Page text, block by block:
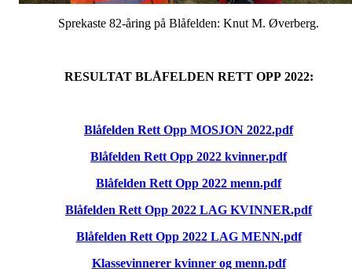
Sprekaste 82-åring på Blåfelden: Knut M. Øverberg.
RESULTAT BLÅFELDEN RETT OPP 2022:
Blåfelden Rett Opp MOSJON 2022.pdf
Blåfelden Rett Opp 2022 kvinner.pdf
Blåfelden Rett Opp 2022 menn.pdf
Blåfelden Rett Opp 2022 LAG KVINNER.pdf
Blåfelden Rett Opp 2022 LAG MENN.pdf
Klassevinnerer kvinner og menn.pdf